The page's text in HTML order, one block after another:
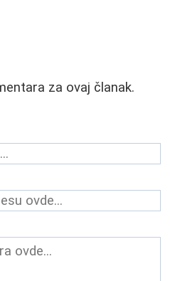
za ovaj članak.